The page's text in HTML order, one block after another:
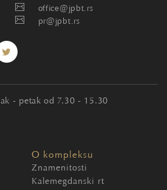
office@jpbt.rs
pr@jpbt.rs
- petak od 7.30 - 15.30
O kompleksu
Znamenitosti
Kalemegdanski rt